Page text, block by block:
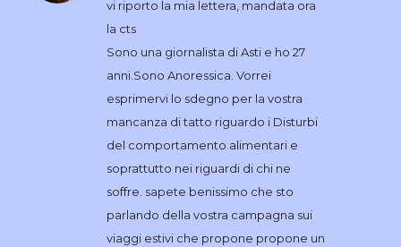
vi riporto la mia lettera, mandata ora
la cts
Sono una giornalista di Asti e ho 27
anni.Sono Anoressica. Vorrei
esprimervi lo sdegno per la vostra
mancanza di tatto riguardo i Disturbi
del comportamento alimentari e
soprattutto nei riguardi di chi ne
soffre. sapete benissimo che sto
parlando della vostra campagna sui
viaggi estivi che propone propone un